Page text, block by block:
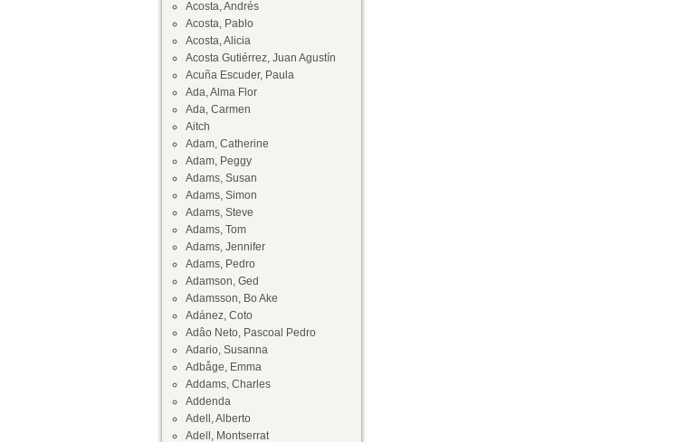
Acosta, Andrés
Acosta, Pablo
Acosta, Alicia
Acosta Gutiérrez, Juan Agustín
Acuña Escuder, Paula
Ada, Alma Flor
Ada, Carmen
Aitch
Adam, Catherine
Adam, Peggy
Adams, Susan
Adams, Simon
Adams, Steve
Adams, Tom
Adams, Jennifer
Adams, Pedro
Adamson, Ged
Adamsson, Bo Ake
Adánez, Coto
Adâo Neto, Pascoal Pedro
Adario, Susanna
Adbåge, Emma
Addams, Charles
Addenda
Adell, Alberto
Adell, Montserrat